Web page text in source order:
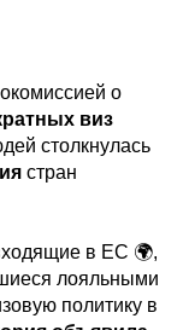
о
виз
столкнулась
стран
в ЕС 🌍,
лояльными
политику в